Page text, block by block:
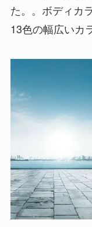
た。。ボディカ
13色の幅広いカ